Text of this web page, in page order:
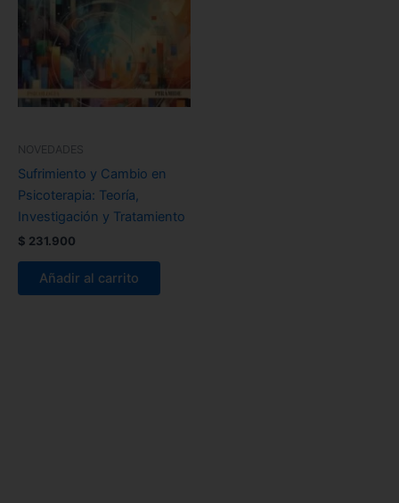
NOVEDADES
Sufrimiento y Cambio en
Psicoterapia: Teoría,
Investigación y Tratamiento
$ 231.900
Añadir al carrito